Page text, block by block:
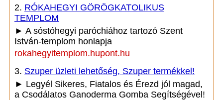
2. RÓKAHEGYI GÖRÖGKATOLIKUS
TEMPLOM
► A sóstóhegyi paróchiához tartozó Szent
István-templom honlapja
rokahegyitemplom.hupont.hu
3. Szuper üzleti lehetőség, Szuper termékkel!
► Legyél Sikeres, Fiatalos és Érezd jól magad,
a Csodálatos Ganoderma Gomba Segítségével!